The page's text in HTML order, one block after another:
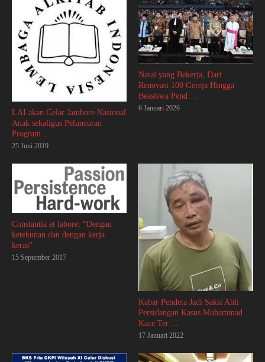
LAI akan Gelar Jambore Nasional
Anak sekaligus Peluncuran
Program ...
25 Juni 2019
Natal yang Bekerja, Dari
Renovasi 100 Gereja Hingga
Beasiswa Pend ...
6 Januari 2026
Constantia et labore: “Dengan
ketekunan dan dengan kerja
keras”
15 September 2017
Kabar Pendeta Jadi Saksi Ahli
Persidangan Kasus Muhammad
Kace Ter ...
17 Januari 2022